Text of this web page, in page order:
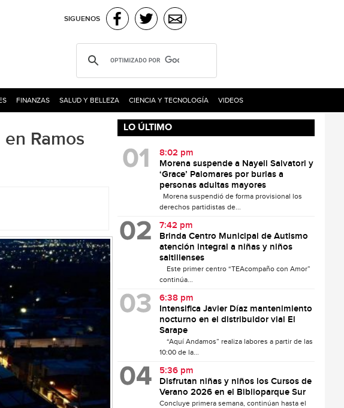
SIGUENOS
FINANZAS SALUD Y BELLEZA CIENCIA Y TECNOLOGÍA VIDEOS
Ramos
LO ÚLTIMO
8:02 pm
Morena suspende a Nayeli Salvatori y
‘Grace’ Palomares por burlas a
personas adultas mayores
Morena suspendió de forma provisional los
derechos partidistas de...
7:42 pm
Brinda Centro Municipal de Autismo
atención integral a niñas y niños
saltillenses
Este primer centro “TEAcompaño con Amor”
continúa...
6:38 pm
Intensifica Javier Díaz mantenimiento
nocturno en el distribuidor vial El
Sarape
“Aquí Andamos” realiza labores a partir de las
10:00 de la...
5:36 pm
Disfrutan niñas y niños los Cursos de
Verano 2026 en el Biblioparque Sur
Concluye primera semana, continúan hasta el